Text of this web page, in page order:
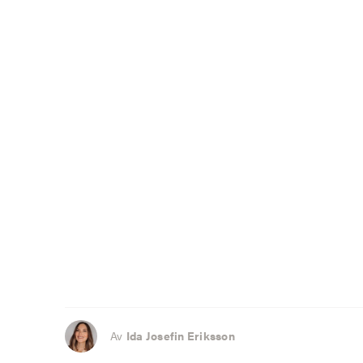
Av Ida Josefin Eriksson